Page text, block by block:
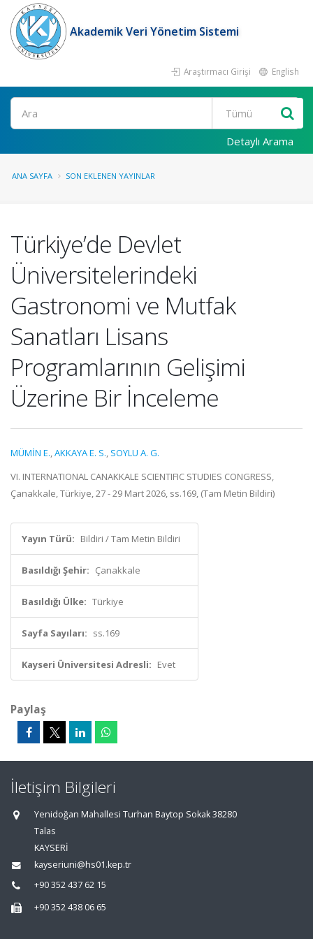
Akademik Veri Yönetim Sistemi
Araştırmacı Girişi English
Ara
Detaylı Arama
ANA SAYFA SON EKLENEN YAYINLAR
Türkiye’de Devlet
Üniversitelerindeki
Gastronomi ve Mutfak
Sanatları Lisans
Programlarının Gelişimi
Üzerine Bir İnceleme
MÜMİN E.,AKKAYA E. S., SOYLU A. G.
VI. INTERNATIONAL CANAKKALE SCIENTIFIC STUDIES CONGRESS,
Çanakkale, Türkiye, 27 - 29 Mart 2026, ss.169, (Tam Metin Bildiri)
Yayın Türü: Bildiri / Tam Metin Bildiri
Basıldığı Şehir: Çanakkale
Basıldığı Ülke: Türkiye
Sayfa Sayıları: ss.169
Kayseri Üniversitesi Adresli: Evet
Paylaş
İletişim Bilgileri
Yenidoğan Mahallesi Turhan Baytop Sokak 38280
Talas
KAYSERİ
kayseriuni@hs01.kep.tr
+90 352 437 62 15
+90 352 438 06 65